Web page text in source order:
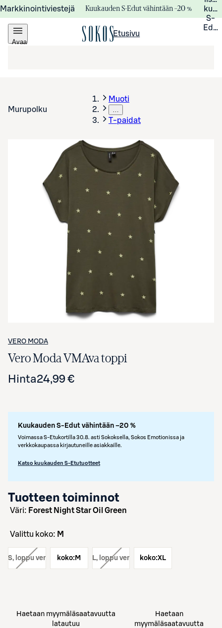
Markkinointiviestejä Kuukauden S-Edut vähintään –20 %
S-
Avaa
Etusivu
Murupolku
Muoti
…
T-paidat
Avaa tuotekuva suurennettuna
VERO MODA
Vero Moda VMAva toppi
Hinta24,99 €
Kuukauden S-Edut vähintään –20 %
Voimassa S-Etukortilla 30.8. asti Sokoksella, Sokos Emotionissa ja
verkkokaupassa kirjautuneille asiakkaille.
Katso kuukauden S-Etutuotteet
Tuotteen toiminnot
väri: Forest Night Star Oil Green
Valittu koko: M
S, loppu verkostakoko: M
koko: L, loppu verkostakoko:XL
Haetaan myymäläsaatavuutta
latautuu
Haetaan
myymäläsaatavuutta